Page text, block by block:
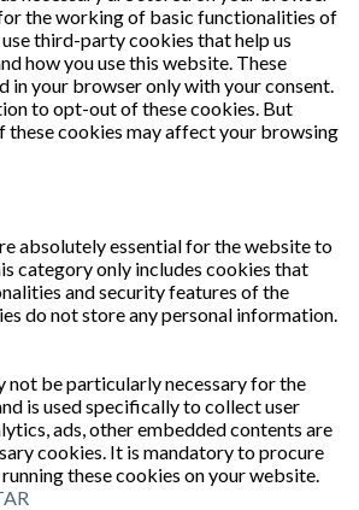
the working of basic functionalities of
third-party cookies that help us
how you use this website. These
in your browser only with your consent.
to opt-out of these cookies. But
these cookies may affect your browsing
absolutely essential for the website to
category only includes cookies that
and security features of the
do not store any personal information.
not be particularly necessary for the
is used specifically to collect user
ads, other embedded contents are
cookies. It is mandatory to procure
these cookies on your website.